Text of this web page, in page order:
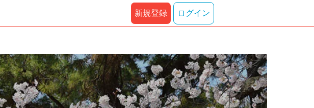
新規登録 ログイン